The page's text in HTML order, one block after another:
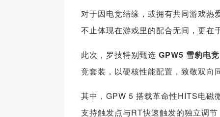
对于因电竞结缘，或拥有共同游戏热
不止体现在游戏里的配合无间，更在
此次，罗技特别甄选 GPW5 雪豹电
竞套装，以硬核性能配置，致敬双向
其中，GPW 5 搭载革命性HITS电磁
支持触发点与RT快速触发的独立调